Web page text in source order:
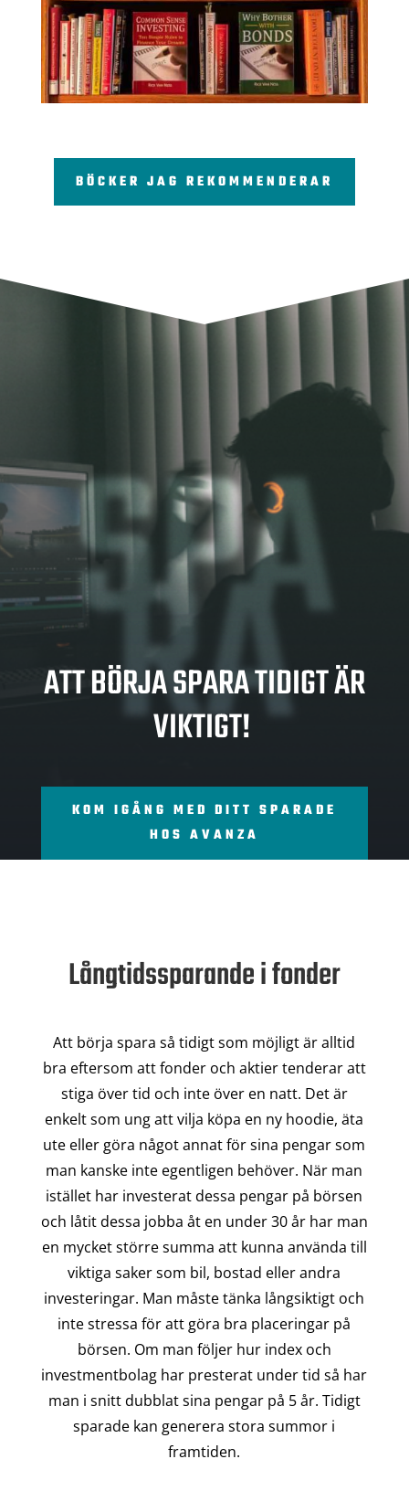
BÖCKER JAG REKOMMENDERAR
SPA
RA
ATT BÖRJA SPARA TIDIGT ÄR
VIKTIGT!
KOM IGÅNG MED DITT SPARADE
HOS AVANZA
Långtidssparande i fonder
Att börja spara så tidigt som möjligt är alltid
bra eftersom att fonder och aktier tenderar att
stiga över tid och inte över en natt. Det är
enkelt som ung att vilja köpa en ny hoodie, äta
ute eller göra något annat för sina pengar som
man kanske inte egentligen behöver. När man
istället har investerat dessa pengar på börsen
och låtit dessa jobba åt en under 30 år har man
en mycket större summa att kunna använda till
viktiga saker som bil, bostad eller andra
investeringar. Man måste tänka långsiktigt och
inte stressa för att göra bra placeringar på
börsen. Om man följer hur index och
investmentbolag har presterat under tid så har
man i snitt dubblat sina pengar på 5 år. Tidigt
sparade kan generera stora summor i
framtiden.